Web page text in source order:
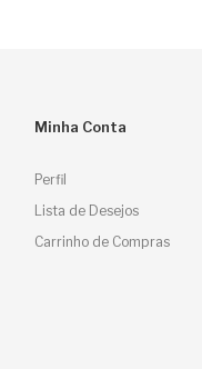
Minha Conta
Perfil
Lista de Desejos
Carrinho de Compras